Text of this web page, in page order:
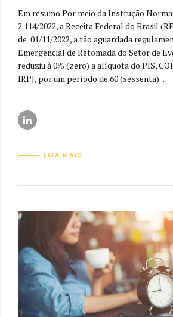
Em resumo Por meio da Instrução
2.114/2022, a Receita Federal do Brasil
de 01/11/2022, a tão aguardada
Emergencial de Retomada do Setor de
reduziu à 0% (zero) a alíquota do PIS,
IRPJ, por um período de 60 (sessenta)...
LEIA MAIS